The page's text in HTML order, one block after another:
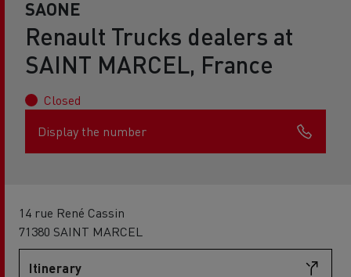
SAONE
Renault Trucks dealers at
SAINT MARCEL, France
Closed
Display the number
14 rue René Cassin
71380 SAINT MARCEL
Itinerary